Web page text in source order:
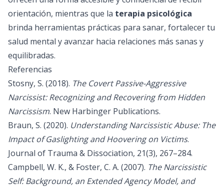
orientación, mientras que la terapia psicológica
brinda herramientas prácticas para sanar, fortalecer tu
salud mental y avanzar hacia relaciones más sanas y
equilibradas.
Referencias
Stosny, S. (2018). The Covert Passive-Aggressive
Narcissist: Recognizing and Recovering from Hidden
Narcissism. New Harbinger Publications.
Braun, S. (2020). Understanding Narcissistic Abuse: The
Impact of Gaslighting and Hoovering on Victims.
Journal of Trauma & Dissociation, 21(3), 267–284.
Campbell, W. K., & Foster, C. A. (2007). The Narcissistic
Self: Background, an Extended Agency Model, and